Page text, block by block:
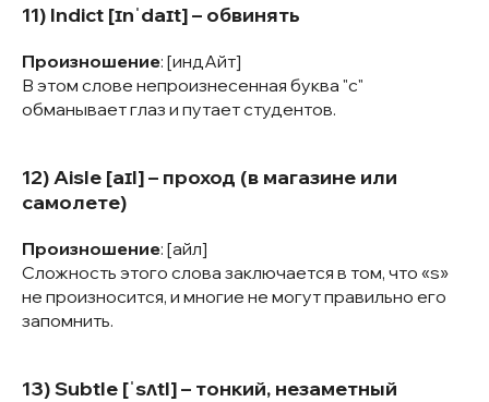
11) Indict [ɪnˈdaɪt] – обвинять
Произношение: [индАйт]
В этом слове непроизнесенная буква "c"
обманывает глаз и путает студентов.
12) Aisle [aɪl] – проход (в магазине или
самолете)
Произношение: [айл]
Сложность этого слова заключается в том, что «s»
не произносится, и многие не могут правильно его
запомнить.
13) Subtle [ˈsʌtl] – тонкий, незаметный